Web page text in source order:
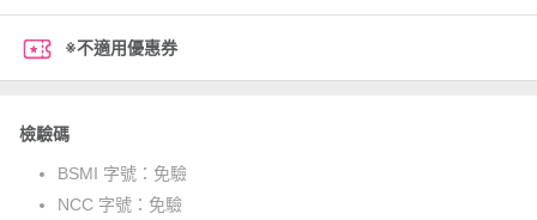
※不適用優惠券
檢驗碼
BSMI 字號： 免驗
NCC 字號： 免驗